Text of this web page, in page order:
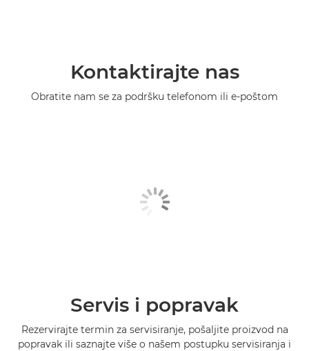
Kontaktirajte nas
Obratite nam se za podršku telefonom ili e-poštom
Servis i popravak
Rezervirajte termin za servisiranje, pošaljite proizvod na
popravak ili saznajte više o našem postupku servisiranja i